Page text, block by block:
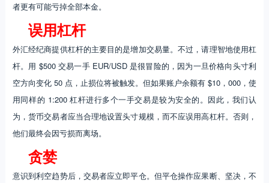
者更有可能亏掉全部本金。
误用杠杆
外汇经纪商提供杠杆的主要目的是增加交易量。不过，请理智地使用杠
杆。用 $500 交易一手 EUR/USD 是很冒险的，因为一旦价格向头寸利
空方向变化 50 点，止损位将被触发。但如果账户余额有 $10，000，使
用同样的 1:200 杠杆进行多个一手交易是较为安全的。因此，我们认
为，货币交易者应当合理地设置头寸规模，而不应误用高杠杆。否则，
他们最终会因亏损而离场。
贪婪
意识到利空趋势后，交易者应立即平仓。但平仓操作应果断、坚决，不